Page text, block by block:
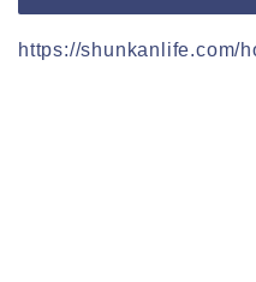
https://shunkanlife.com/